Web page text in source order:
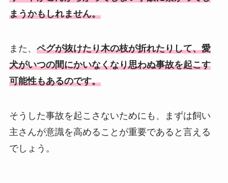
まうかもしれません。
また、 ペグが抜けたり木の枝が折れたりして、愛
犬がいつの間にかいなくなり思わぬ事故を起こす
可能性もあるのです。
そうした事故を起こさないためにも、まずは飼い
主さんが意識を高めることが重要であると言える
でしょう。